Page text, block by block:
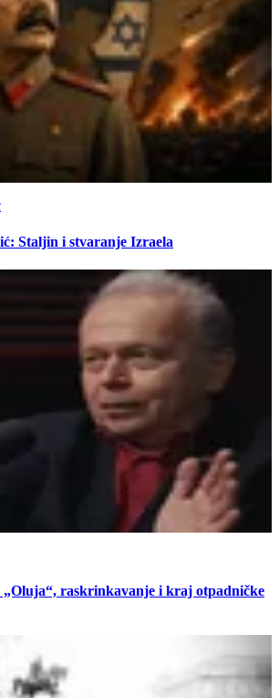
Staljin i stvaranje Izraela
raskrinkavanje i kraj otpadničke